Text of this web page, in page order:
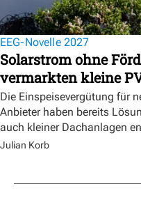
EEG-Novelle 2027
Solarstrom ohne
vermarkten kleine
Die Einspeisevergütung für
Anbieter haben bereits
auch kleiner Dachanlagen
Julian Korb